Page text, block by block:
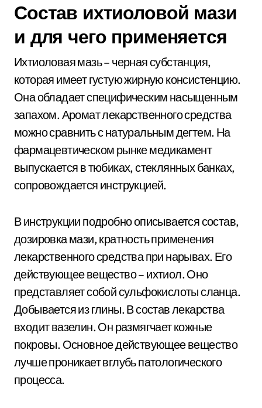
Состав ихтиоловой мази
и для чего применяется
Ихтиоловая мазь – черная субстанция,
которая имеет густую жирную консистенцию.
Она обладает специфическим насыщенным
запахом. Аромат лекарственного средства
можно сравнить с натуральным дегтем. На
фармацевтическом рынке медикамент
выпускается в тюбиках, стеклянных банках,
сопровождается инструкцией.
В инструкции подробно описывается состав,
дозировка мази, кратность применения
лекарственного средства при нарывах. Его
действующее вещество – ихтиол. Оно
представляет собой сульфокислоты сланца.
Добывается из глины. В состав лекарства
входит вазелин. Он размягчает кожные
покровы. Основное действующее вещество
лучше проникает вглубь патологического
процесса.